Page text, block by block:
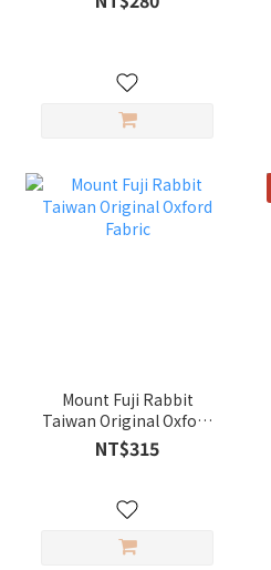
Mount Fuji Rabbit
Taiwan Original Oxford
Fabric
NT$315